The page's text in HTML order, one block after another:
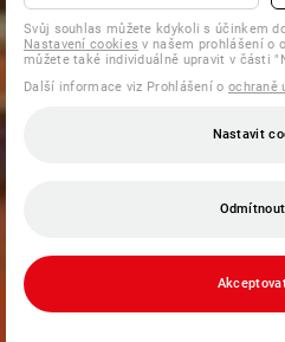
Svůj souhlas můžete kdykoli s účinkem
Nastavení cookies v našem prohlášení o
můžete také individuálně upravit v části
Další informace viz Prohlášení o ochraně
Nastavit